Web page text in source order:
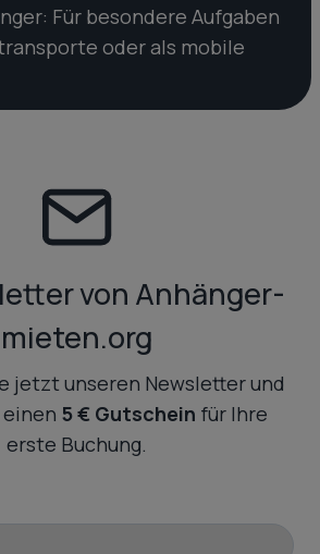
Für besondere Aufgaben
oder als mobile
von Anhänger-
mieten.org
jetzt unseren Newsletter und
5 € Gutschein für Ihre
erste Buchung.